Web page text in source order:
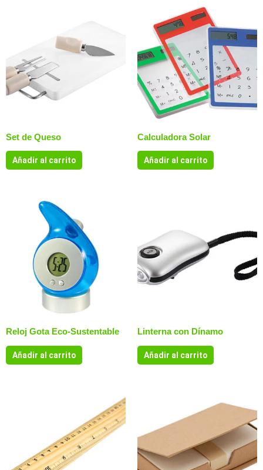
Set de Queso
Añadir al carrito
Calculadora Solar
Añadir al carrito
Reloj Gota Eco-Sustentable
Añadir al carrito
Linterna con Dínamo
Añadir al carrito